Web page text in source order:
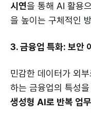
시연을 통해 AI 활용
을 높이는 구체적인
3. 금융업 특화: 보안
민감한 데이터가 외
하는 금융업의 특성을
생성형 AI로 반복 업